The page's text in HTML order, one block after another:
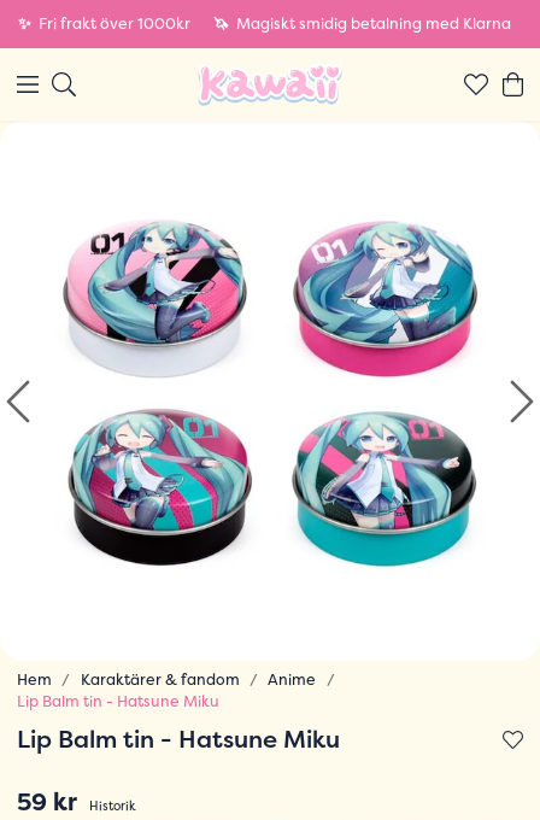
✨ Fri frakt över 1000kr 🦄 Magiskt smidig betalning med Klarna
Hem Karaktärer & fandom
Anime
Lip Balm tin - Hatsune Miku
Lip Balm tin - Hatsune Miku
59 kr
Historik